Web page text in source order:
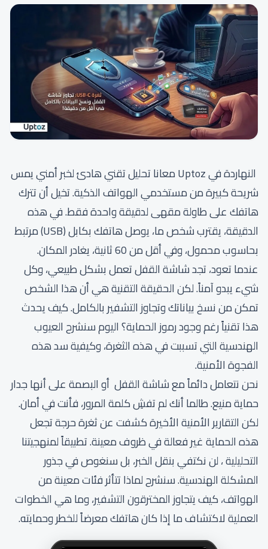
النهاردة في Uptoz معانا تحليل تقني هادئ لخبر أمني يمس
شريحة كبيرة من مستخدمي الهواتف الذكية. تخيل أن تترك
هاتفك على طاولة مقهى لدقيقة واحدة فقط. في هذه
الدقيقة، يقترب شخص ما، يوصل هاتفك بكابل (USB) مرتبط
بحاسوب محمول، وفي أقل من 60 ثانية، يغادر المكان.
عندما تعود، تجد شاشة القفل تعمل بشكل طبيعي، وكل
شيء يبدو آمناً. لكن الحقيقة التقنية هي أن هذا الشخص
تمكن من نسخ بياناتك وتجاوز التشفير بالكامل. كيف يحدث
هذا تقنياً رغم وجود رموز الحماية؟ اليوم سنشرح العيوب
الهندسية التي تسببت في هذه الثغرة، وكيفية سد هذه
الفجوة الأمنية.
نحن نتعامل دائماً مع شاشة القفل أو البصمة على أنها جدار
حماية منيع. طالما أنك لم تفشِ كلمة المرور، فأنت في أمان.
لكن التقارير الأمنية الأخيرة كشفت عن ثغرة حرجة تجعل
هذه الحماية غير فعالة في ظروف معينة. تطبيقاً لمنهجيتنا
التحليلية ، لن نكتفي بنقل الخبر، بل سنغوص في جذور
المشكلة الهندسية. سنشرح لماذا تتأثر فئات معينة من
الهواتف، كيف يتجاوز المخترقون التشفير، وما هي الخطوات
العملية لاكتشاف ما إذا كان هاتفك معرضاً للخطر وحمايته.